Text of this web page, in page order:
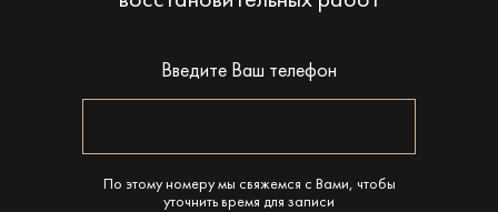
Введите Ваш телефон
По этому номеру мы свяжемся с Вами, чтобы
уточнить время для записи